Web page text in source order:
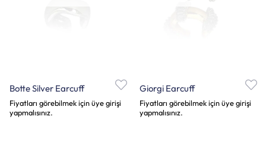
Botte Silver Earcuff
Fiyatları görebilmek için üye girişi
yapmalısınız.
Giorgi Earcuff
Fiyatları görebilmek için üye girişi
yapmalısınız.